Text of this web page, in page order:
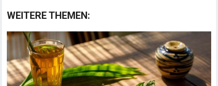
WEITERE THEMEN: